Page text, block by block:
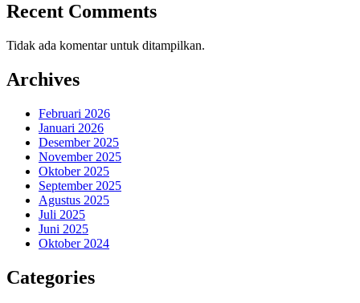
Recent Comments
Tidak ada komentar untuk ditampilkan.
Archives
Februari 2026
Januari 2026
Desember 2025
November 2025
Oktober 2025
September 2025
Agustus 2025
Juli 2025
Juni 2025
Oktober 2024
Categories